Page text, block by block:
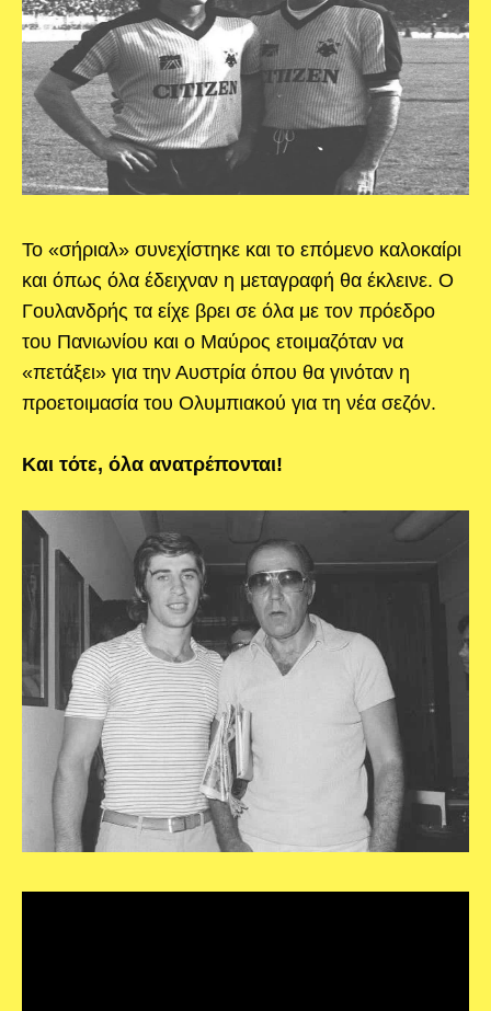
Το «σήριαλ» συνεχίστηκε και το επόμενο καλοκαίρι
και όπως όλα έδειχναν η μεταγραφή θα έκλεινε. Ο
Γουλανδρής τα είχε βρει σε όλα με τον πρόεδρο
του Πανιωνίου και ο Μαύρος ετοιμαζόταν να
«πετάξει» για την Αυστρία όπου θα γινόταν η
προετοιμασία του Ολυμπιακού για τη νέα σεζόν.
Και τότε, όλα ανατρέπονται!